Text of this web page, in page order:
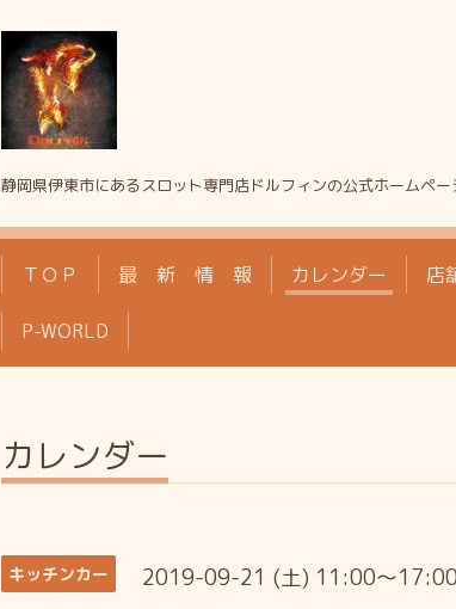
静岡県伊東市にあるスロット専門店ドルフィンの公式ホームペ
ＴＯＰ 最 新 情 報 カレンダー 店
P-WORLD
カレンダー
キッチンカー 2019-09-21 (土) 11:00～17:00